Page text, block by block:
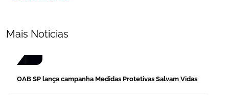
Mais Noticias
OAB SP lança campanha Medidas Protetivas Salvam Vidas